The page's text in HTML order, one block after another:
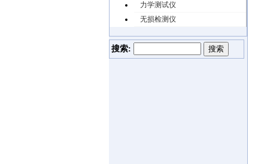
力学测试仪
无损检测仪
搜索: